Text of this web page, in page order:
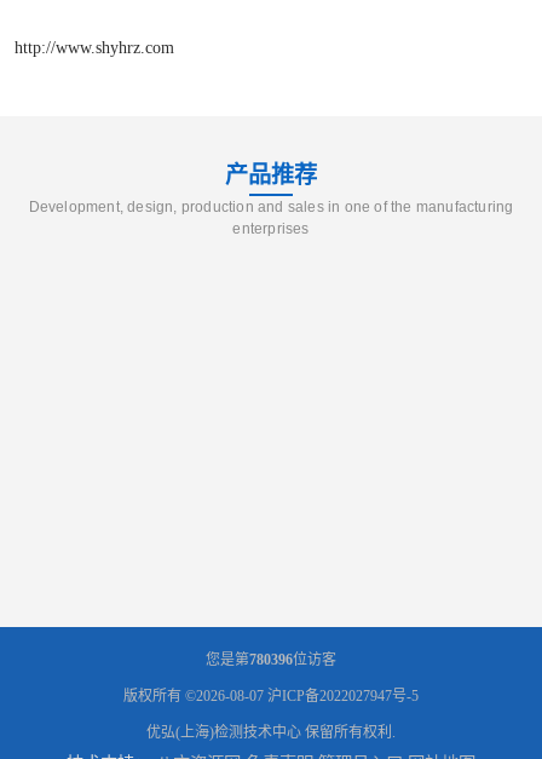
http://www.shyhrz.com
产品推荐
Development, design, production and sales in one of the manufacturing
enterprises
您是第780396位访客
版权所有 ©2026-08-07 沪ICP备2022027947号-5
优弘(上海)检测技术中心 保留所有权利.